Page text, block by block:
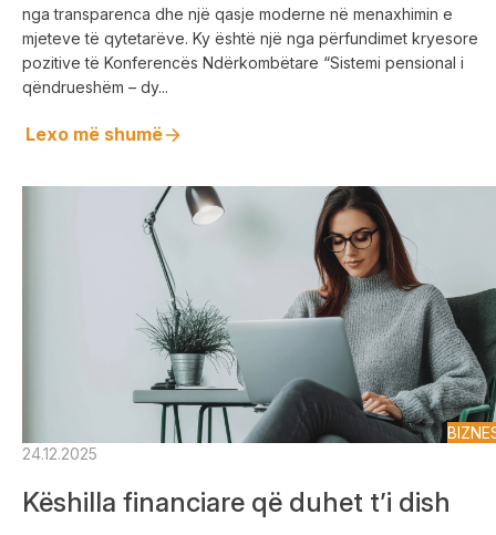
nga transparenca dhe një qasje moderne në menaxhimin e
mjeteve të qytetarëve. Ky është një nga përfundimet kryesore
pozitive të Konferencës Ndërkombëtare “Sistemi pensional i
qëndrueshëm – dy...
Lexo më shumë
24.12.2025
Këshilla financiare që duhet t’i dish